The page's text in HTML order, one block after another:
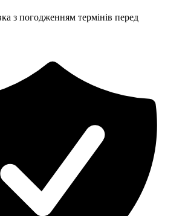
з погодженням термінів перед